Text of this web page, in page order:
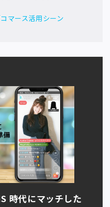
マース活用シーン
時代にマッチした